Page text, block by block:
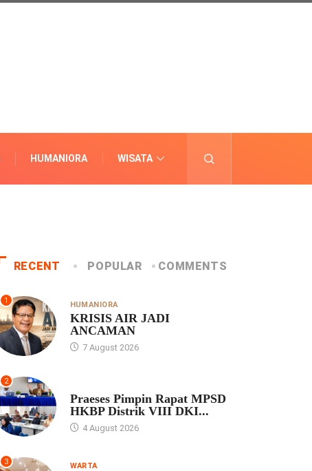
HUMANIORA WISATA
RECENT POPULAR COMMENTS
1 HUMANIORA
KRISIS AIR JADI
ANCAMAN
7 August 2026
2
Praeses Pimpin Rapat MPSD
HKBP Distrik VIII DKI...
4 August 2026
3 WARTA